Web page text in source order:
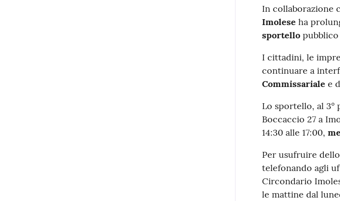
Contenuto
In collaborazione
Imolese ha
sportellopubblico
I cittadini, le
continuare a
Commissariale e
Lo sportello, al 3°
Boccaccio 27 a
14:30 alle 17:00,
Per usufruire
telefonando agli
Circondario
le mattine dal